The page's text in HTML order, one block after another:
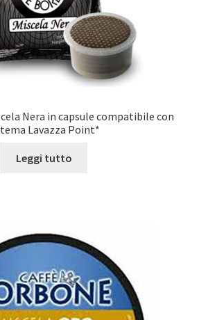
Nera in capsule compatibile con
Lavazza Point*
Leggi tutto